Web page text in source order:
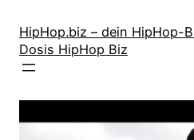
Inhalt
springen
HipHop.biz – dein HipHop-
Dosis HipHop Biz